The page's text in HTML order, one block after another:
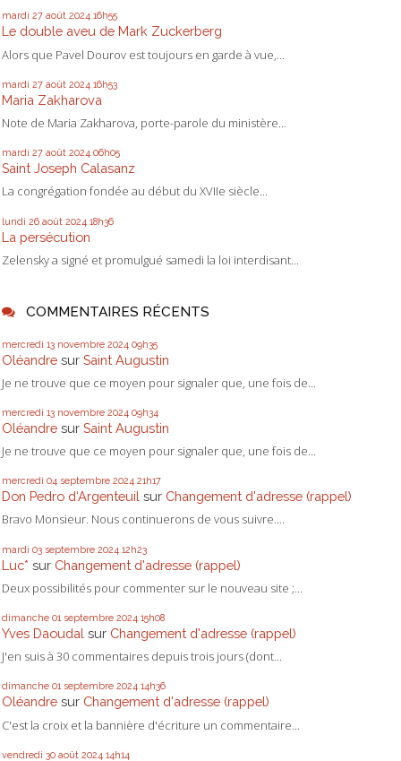
mardi 27 août 2024 16h55
Le double aveu de Mark Zuckerberg
Alors que Pavel Dourov est toujours en garde à vue,...
mardi 27 août 2024 16h53
Maria Zakharova
Note de Maria Zakharova, porte-parole du ministère...
mardi 27 août 2024 06h05
Saint Joseph Calasanz
La congrégation fondée au début du XVIIe siècle...
lundi 26 août 2024 18h36
La persécution
Zelensky a signé et promulgué samedi la loi interdisant...
COMMENTAIRES RÉCENTS
mercredi 13 novembre 2024 09h35
Oléandre sur Saint Augustin
Je ne trouve que ce moyen pour signaler que, une fois de...
mercredi 13 novembre 2024 09h34
Oléandre sur Saint Augustin
Je ne trouve que ce moyen pour signaler que, une fois de...
mercredi 04 septembre 2024 21h17
Don Pedro d‘Argenteuil sur Changement d'adresse (rappel)
Bravo Monsieur. Nous continuerons de vous suivre....
mardi 03 septembre 2024 12h23
Luc* sur Changement d'adresse (rappel)
Deux possibilités pour commenter sur le nouveau site ;...
dimanche 01 septembre 2024 15h08
Yves Daoudal sur Changement d'adresse (rappel)
J'en suis à 30 commentaires depuis trois jours (dont...
dimanche 01 septembre 2024 14h36
Oléandre sur Changement d'adresse (rappel)
C'est la croix et la bannière d'écriture un commentaire...
vendredi 30 août 2024 14h14